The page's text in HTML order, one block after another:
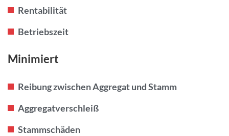
Rentabilität
Betriebszeit
Minimiert
Reibung zwischen Aggregat und Stamm
Aggregatverschleiß
Stammschäden